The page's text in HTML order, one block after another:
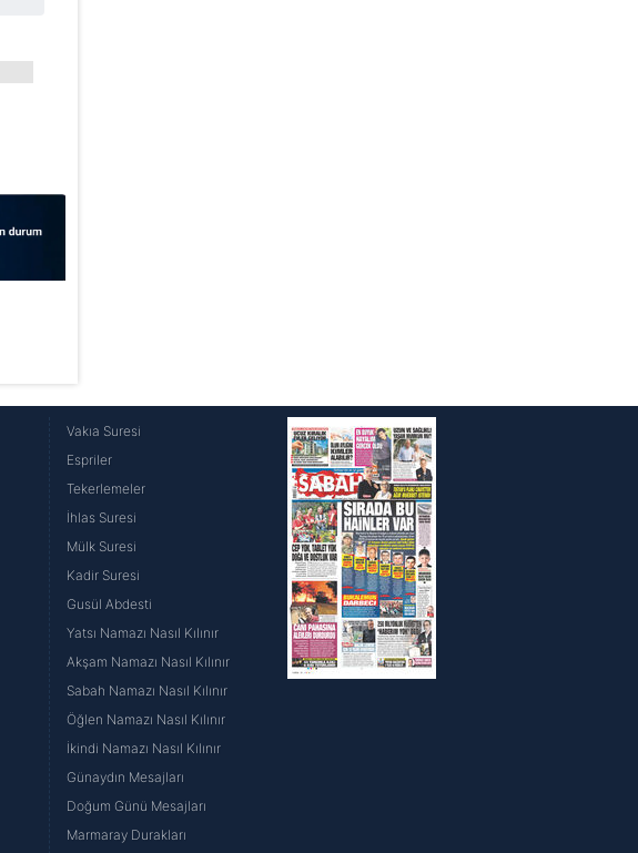
Metnimizi okumak ve sitemizde ilgili
.
Vakıa Suresi
Espriler
Tekerlemeler
İhlas Suresi
Mülk Suresi
Kadir Suresi
Gusül Abdesti
Yatsı Namazı Nasıl Kılınır
Akşam Namazı Nasıl Kılınır
Sabah Namazı Nasıl Kılınır
Öğlen Namazı Nasıl Kılınır
İkindi Namazı Nasıl Kılınır
Günaydın Mesajları
Doğum Günü Mesajları
Marmaray Durakları